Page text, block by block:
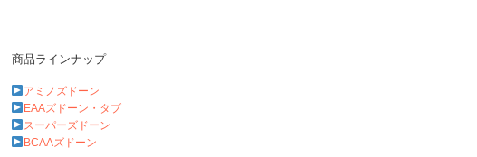
商品ラインナップ
アミノズドーン
EAAズドーン・タブ
スーパーズドーン
BCAAズドーン